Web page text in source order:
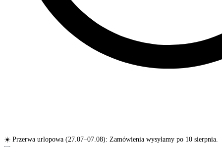
☀️ Przerwa urlopowa (27.07–07.08): Zamówienia wysyłamy po 10 sierpnia.